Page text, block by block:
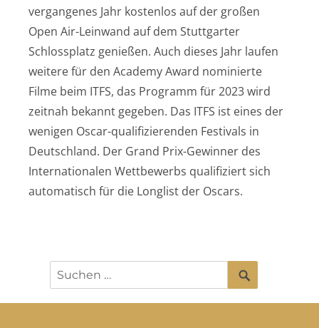
vergangenes Jahr kostenlos auf der großen
Open Air-Leinwand auf dem Stuttgarter
Schlossplatz genießen. Auch dieses Jahr laufen
weitere für den Academy Award nominierte
Filme beim ITFS, das Programm für 2023 wird
zeitnah bekannt gegeben. Das ITFS ist eines der
wenigen Oscar-qualifizierenden Festivals in
Deutschland. Der Grand Prix-Gewinner des
Internationalen Wettbewerbs qualifiziert sich
automatisch für die Longlist der Oscars.
Suchen
nach:
SUCHEN